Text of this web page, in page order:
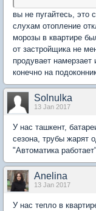
вы не пугайтесь, это
слухам отопление
морозы в квартире
от застройщика не
продувает
конечно на
Solnulka
13 Jan 2017
У нас ташкент,
сезона, трубы жарят
"Автоматика
Anelina
13 Jan 2017
У нас тепло в